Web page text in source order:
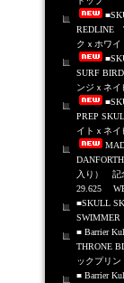
REDLINE
クｘホワイ
SURF
ンジｘネイ
PREP
イトｘネイ
入り） 記
29.625
■SKULL
■ Barrier
THRONE
ックプリン
■ Barrier